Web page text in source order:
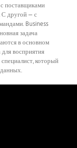
поставщиками
С другой — с
Business
задача
в основном
восприятия
который